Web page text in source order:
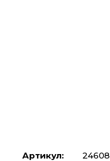
Артикул:
24608